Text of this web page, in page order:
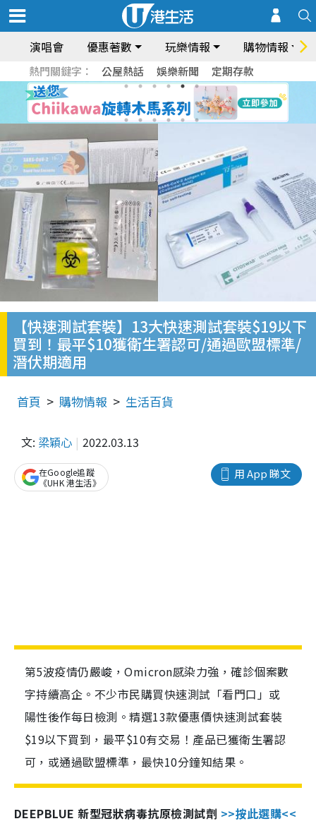
演唱會 優惠著數 玩樂情報 購物情報
熱門關鍵字： 公屋熱話 娛樂新聞 定期存款
【快速測試套裝】13大快速測試套裝$19以下
買到！最平$10獲衛生署認可/通過歐盟標準/
潛伏期適用
首頁 購物情報 生活百貨
文: 梁穎心 2022.03.13
用 App 睇文
在Google追蹤
《UHK 港生活》
第5波疫情仍嚴峻，Omicron感染力強，確診個案數
字持續高企。不少市民購買快速測試「看門口」或
陽性後作每日檢測。精選13款優惠價快速測試套裝
$19以下買到，最平$10有交易！產品已獲衛生署認
可，或通過歐盟標準，最快10分鐘知結果。
DEEPBLUE 新型冠狀病毒抗原檢測試劑 >>按此選購<<